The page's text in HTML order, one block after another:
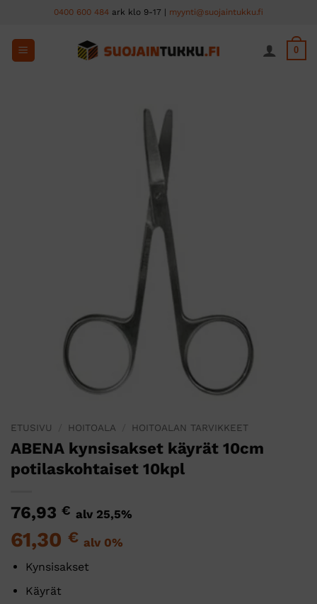
content
0400 600 484 ark klo 9-17 | myynti@suojaintukku.fi
0
ETUSIVU HOITOALA HOITOALAN TARVIKKEET
ABENA kynsisakset käyrät 10cm
potilaskohtaiset 10kpl
76,93 € alv 25,5%
61,30 € alv 0%
Kynsisakset
Käyrät